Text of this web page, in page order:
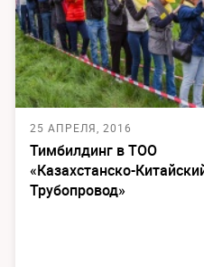
25 АПРЕЛЯ, 2016
Тимбилдинг в ТОО
«Казахстанско-
Трубопровод»